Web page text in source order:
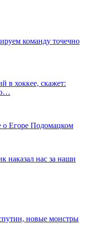
команду точечно
в хоккее, скажет:
о Егоре Подомацком
наказал нас за наши
новые монстры